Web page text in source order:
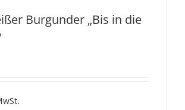
Burgunder „Bis in die